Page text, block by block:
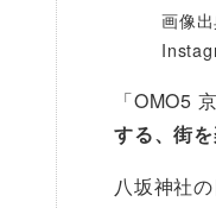
画像
「OMO5
する、街
八坂神社